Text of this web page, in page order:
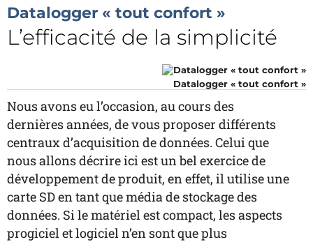
Datalogger « tout confort »
L’efficacité de la simplicité
Datalogger « tout confort »
Nous avons eu l’occasion, au cours des
dernières années, de vous proposer différents
centraux d’acquisition de données. Celui que
nous allons décrire ici est un bel exercice de
développement de produit, en effet, il utilise une
carte SD en tant que média de stockage des
données. Si le matériel est compact, les aspects
progiciel et logiciel n’en sont que plus